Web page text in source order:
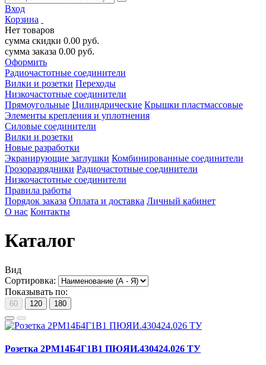
Вход
Корзина
Нет товаров
сумма скидки 0.00 руб.
сумма заказа 0.00 руб.
Оформить
Радиочастотные соединители
Вилки и розетки Переходы
Низкочастотные соединители
Прямоугольные Цилиндрические Крышки пластмассовые
Элементы крепления и уплотнения
Силовые соединители
Вилки и розетки
Новые разработки
Экранирующие заглушки Комбинированные соединители
Грозоразрядники Радиочастотные соединители
Низкочастотные соединители
Правила работы
Порядок заказа Оплата и доставка Личный кабинет
О нас Контакты
Каталог
Вид
Сортировка:
Показывать по:
60 120 180
Розетка 2РМ14Б4Г1В1 ПЮЯИ.430424.026 ТУ